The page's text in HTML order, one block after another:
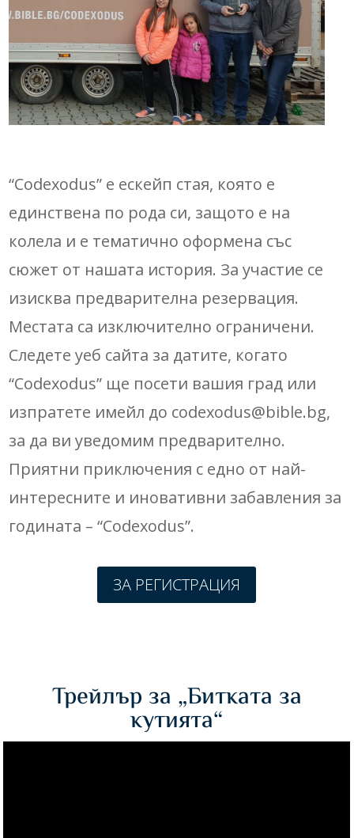
“Codexodus” е ескейп стая, която е
единствена по рода си, защото е на
колела и е тематично оформена със
сюжет от нашата история. За участие се
изисква предварителна резервация.
Местата са изключително ограничени.
Следете уеб сайта за датите, когато
“Codexodus” ще посети вашия град или
изпратете имейл до codexodus@bible.bg,
за да ви уведомим предварително.
Приятни приключения с едно от най-
интересните и иновативни забавления за
годината – “Codexodus”.
ЗА РЕГИСТРАЦИЯ
Трейлър за „Битката за
кутията“